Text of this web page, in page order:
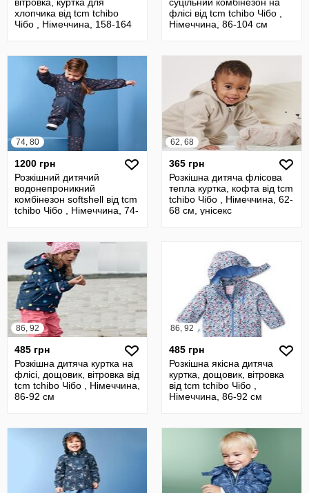
хлопчика від tcm tchibo
Чібо , Німеччина, 158-164
флісі від tcm tchibo Чібо ,
Німеччина, 86-104 см
74, 80
1200 грн
Розкішний дитячий
водонепроникний
комбінезон softshell від tcm
tchibo Чібо , Німеччина, 74-
62, 68
365 грн
Розкішна дитяча флісова
тепла куртка, кофта від tcm
tchibo Чібо , Німеччина, 62-
68 см, унісекс
86, 92
485 грн
Розкішна дитяча куртка на
флісі, дощовик, вітровка від
tcm tchibo Чібо , Німеччина,
86-92 см
86, 92
485 грн
Розкішна якісна дитяча
куртка, дощовик, вітровка
від tcm tchibo Чібо ,
Німеччина, 86-92 см